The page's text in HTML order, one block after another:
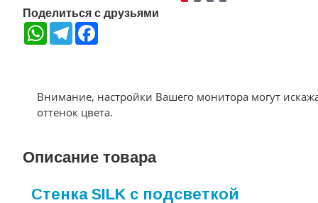
Поделиться с друзьями
WhatsAppTelegram
Внимание, настройки Вашего монитора могут
оттенок цвета.
Описание товара
Стенка SILK с подсветкой